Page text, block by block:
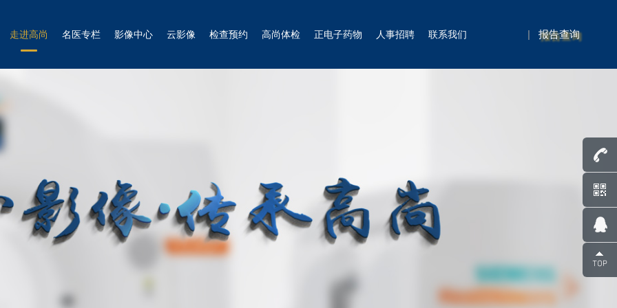
|报告查询
走进高尚 名医专栏 影像中心 云影像 检查预约 高尚体检 正电子药物 人事招聘 联系我们